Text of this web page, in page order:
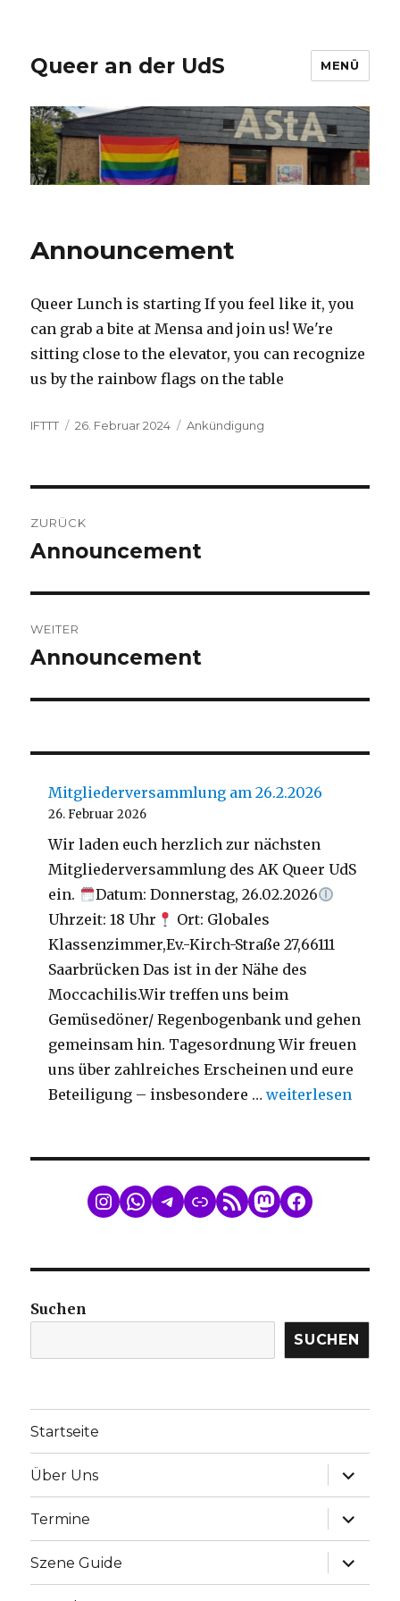
Queer an der UdS MENÜ
Announcement
Queer Lunch is starting If you feel like it, you
can grab a bite at Mensa and join us! We're
sitting close to the elevator, you can recognize
us by the rainbow flags on the table
Autor
IFTTT
Veröffentlicht
26. Februar 2024 Kategorien
Ankündigung
ZURÜCK
Vorheriger
Announcement
WEITER
Nächster
Announcement
Mitgliederversammlung am 26.2.2026
26. Februar 2026
Wir laden euch herzlich zur nächsten
Mitgliederversammlung des AK Queer UdS
ein.
Datum: Donnerstag, 26.02.2026
Uhrzeit: 18 Uhr
Ort: Globales
Klassenzimmer,Ev.-Kirch-Straße 27,66111
Saarbrücken Das ist in der Nähe des
Moccachilis.Wir treffen uns beim
Gemüsedöner/ Regenbogenbank und gehen
gemeinsam hin. Tagesordnung Wir freuen
uns über zahlreiches Erscheinen und eure
Beteiligung – insbesondere …weiterlesen
WhatsApp
Telegram
LinkRSS FeedMastodon
Facebook
Suchen
SUCHEN
Startseite
Über Uns
Termine
Szene Guide